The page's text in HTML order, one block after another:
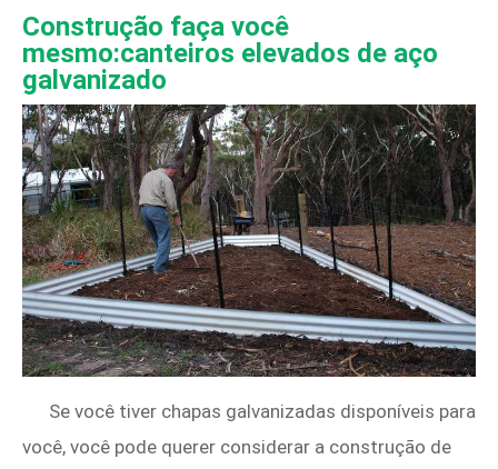
Construção faça você
mesmo:canteiros elevados de aço
galvanizado
Se você tiver chapas galvanizadas disponíveis para
você, você pode querer considerar a construção de